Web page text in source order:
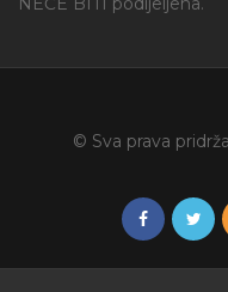
© Sva prava